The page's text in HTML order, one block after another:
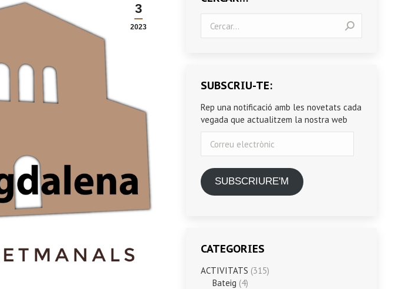
3
2023
SUBSCRIU-TE:
Rep una notificació amb les novetats cada
vegada que actualitzem la nostra web
electrònic
SUBSCRIURE'M
CATEGORIES
ACTIVITATS (315)
Bateig (4)